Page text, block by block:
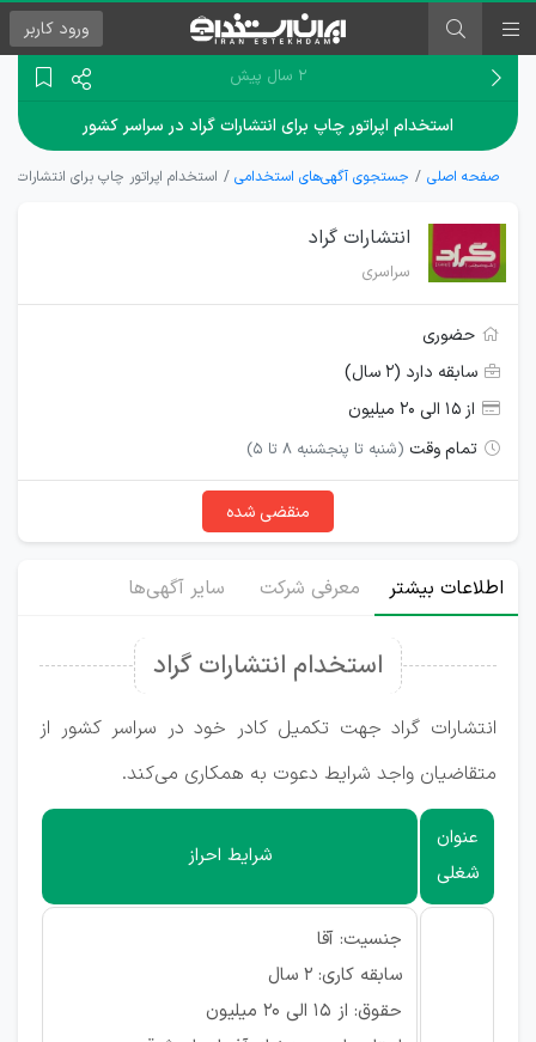
ورود کاربر
۲ سال پیش
استخدام اپراتور چاپ برای انتشارات گراد در سراسر کشور
صفحه اصلی جستجوی آگهی‌های استخدامی استخدام اپراتور چاپ برای انتشارات
انتشارات گراد
سراسری
حضوری
سابقه دارد (۲ سال)
از ۱۵ الی ۲۰ میلیون
تمام وقت (شنبه تا پنجشنبه 8 تا 5)
منقضی شده
اطلاعات بیشتر معرفی شرکت سایر آگهی‌ها
استخدام انتشارات گراد
انتشارات گراد جهت تکمیل کادر خود در سراسر کشور از
متقاضیان واجد شرایط دعوت به همکاری می‌کند.
عنوان
شغلی
شرایط احراز
جنسیت: آقا
سابقه کاری: ۲ سال
حقوق: از ۱۵ الی ۲۰ میلیون